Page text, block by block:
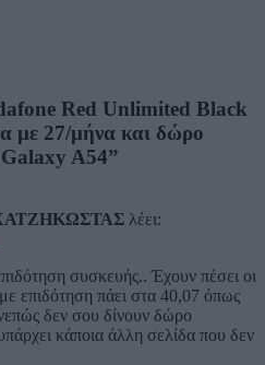
Red Unlimited Black
με 27/μήνα και δώρο
A54”
λέει:
συσκευής.. Έχουν πέσει οι
επιδότηση πάει στα 40,07 όπως
δεν σου δίνουν δώρο
κάποια άλλη σελίδα που δεν